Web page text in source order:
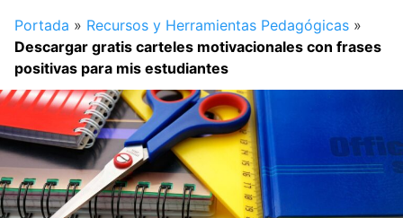
Portada » Recursos y Herramientas Pedagógicas »
Descargar gratis carteles motivacionales con frases
positivas para mis estudiantes